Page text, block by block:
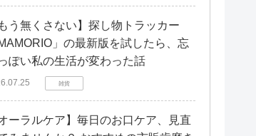
もう無くさない】探し物トラッカー
MAMORIO」の最新版を試したら、忘
ぽい私の生活が変わった話
雑貨
オーラルケア】毎日のお口ケア、見直